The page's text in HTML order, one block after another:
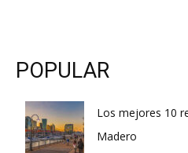
POPULAR
Los mejores 10
Madero